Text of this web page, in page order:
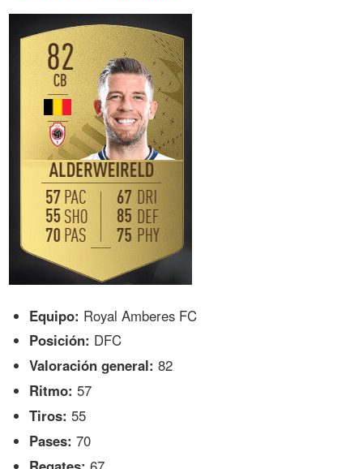
Equipo: Royal Amberes FC
Posición: DFC
Valoración general: 82
Ritmo: 57
Tiros: 55
Pases: 70